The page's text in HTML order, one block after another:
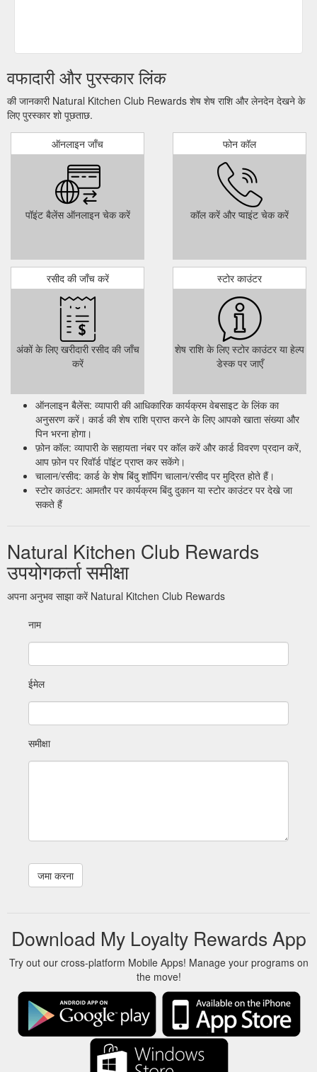
वफादारी और पुरस्कार लिंक
की जानकारी Natural Kitchen Club Rewards शेष शेष राशि और लेनदेन देखने के
लिए पुरस्कार शो पूछताछ.
ऑनलाइन जाँच
पॉइंट बैलेंस ऑनलाइन चेक करें
फोन कॉल
कॉल करें और प्वाइंट चेक करें
रसीद की जाँच करें
अंकों के लिए खरीदारी रसीद की जाँच
करें
स्टोर काउंटर
शेष राशि के लिए स्टोर काउंटर या हेल्प
डेस्क पर जाएँ
ऑनलाइन बैलेंस: व्यापारी की आधिकारिक कार्यक्रम वेबसाइट के लिंक का
अनुसरण करें। कार्ड की शेष राशि प्राप्त करने के लिए आपको खाता संख्या और
पिन भरना होगा।
फ़ोन कॉल: व्यापारी के सहायता नंबर पर कॉल करें और कार्ड विवरण प्रदान करें,
आप फ़ोन पर रिवॉर्ड पॉइंट प्राप्त कर सकेंगे।
चालान/रसीद: कार्ड के शेष बिंदु शॉपिंग चालान/रसीद पर मुद्रित होते हैं।
स्टोर काउंटर: आमतौर पर कार्यक्रम बिंदु दुकान या स्टोर काउंटर पर देखे जा
सकते हैं
Natural Kitchen Club Rewards
उपयोगकर्ता समीक्षा
अपना अनुभव साझा करें Natural Kitchen Club Rewards
नाम
ईमेल
समीक्षा
Download My Loyalty Rewards App
Try out our cross-platform Mobile Apps! Manage your programs on
the move!